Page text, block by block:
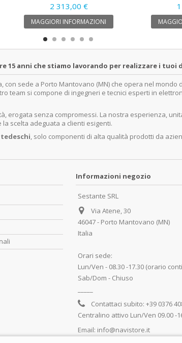
2 313,00 €
MAGGIORI INFORMAZIONI
15 anni che stiamo lavorando per realizzare i tuoi
sede a Porto Mantovano (MN) che opera nel mondo
team si compone di ingegneri e tecnici esperti in
erogata senza compromessi. La nostra esperienza,
scelta adeguata a clienti esigenti.
, solo componenti di alta qualità prodotti da
Informazioni negozio
Sestante SRL
Via Atene, 30
46047 - Porto Mantovano (MN)
Italia
Orari sede:
Lun/Ven - 08.30 -17.30 (orario
Sab/Dom - Chiuso
Contattaci subito: +39 0376
Centralino attivo Lun/Ven 09.00 -
Email: info@navistore.it